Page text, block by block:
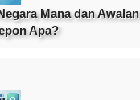
Mana dan Awalan
Apa?